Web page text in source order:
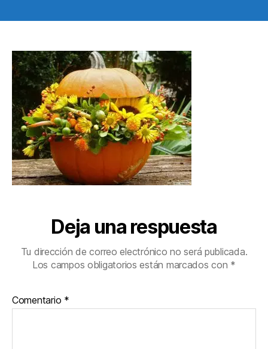
Deja una respuesta
Tu dirección de correo electrónico no será publicada.
Los campos obligatorios están marcados con *
Comentario *